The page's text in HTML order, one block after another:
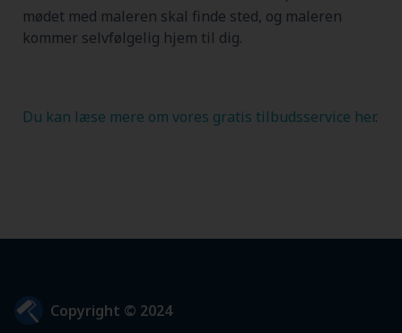
mødet med maleren skal finde sted, og maleren
kommer selvfølgelig hjem til dig.
Du kan læse mere om vores gratis tilbudsservice her.
Copyright © 2024